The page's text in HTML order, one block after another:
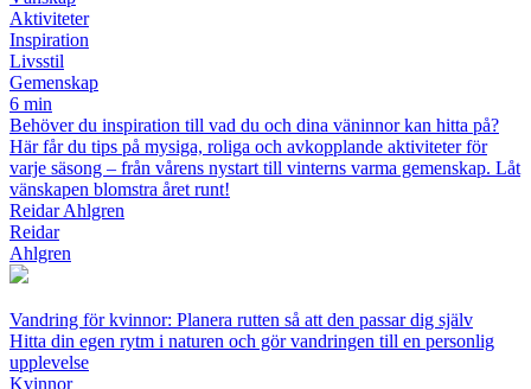
Aktiviteter
Inspiration
Livsstil
Gemenskap
6 min
Behöver du inspiration till vad du och dina väninnor kan hitta på?
Här får du tips på mysiga, roliga och avkopplande aktiviteter för
varje säsong – från vårens nystart till vinterns varma gemenskap. Låt
vänskapen blomstra året runt!
Reidar Ahlgren
Reidar
Ahlgren
Vandring för kvinnor: Planera rutten så att den passar dig själv
Hitta din egen rytm i naturen och gör vandringen till en personlig
upplevelse
Kvinnor